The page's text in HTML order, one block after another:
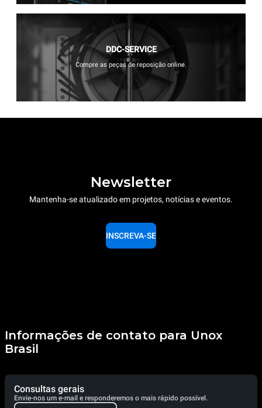
DDC-SERVICE
Compre as peças de reposição online.
Newsletter
Mantenha-se atualizado em projetos, notícias e eventos.
INSCREVA-SE
Informações de contato para Unox
Brasil
Consultas gerais
Envie-nos um e-mail e responderemos o mais rápido possível.